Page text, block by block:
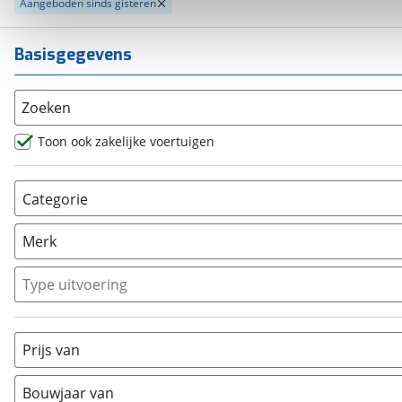
Aangeboden sinds gisteren
Basisgegevens
Zoeken
Toon ook zakelijke voertuigen
Categorie
AllRoad (13)
Chopper
Classic
Crosser (0)
Enduro
Minibike (0)
Merk
Type uitvoering
Prijs van
Bouwjaar van